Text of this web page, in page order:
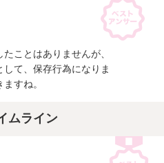
ことはありませんが、
て、保存行為になりま
すね。
ムライン